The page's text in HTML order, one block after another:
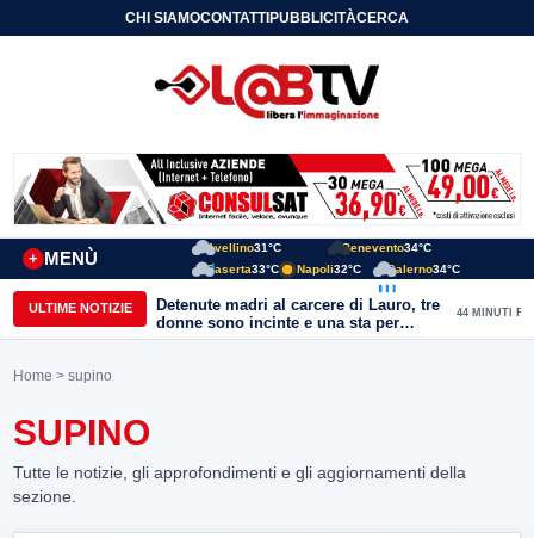
CHI SIAMOCONTATTIPUBBLICITÀCERCA
MENÙ
+
Avellino31°C Benevento34°C
Caserta33°C Napoli32°C Salerno34°C
ULTIME NOTIZIE
Detenute madri al carcere di Lauro, tre
donne sono incinte e una sta per
partorire. Ciambriello: Un bambino
44 MINUTI FA
Home > supino
SUPINO
Tutte le notizie, gli approfondimenti e gli aggiornamenti della
sezione.